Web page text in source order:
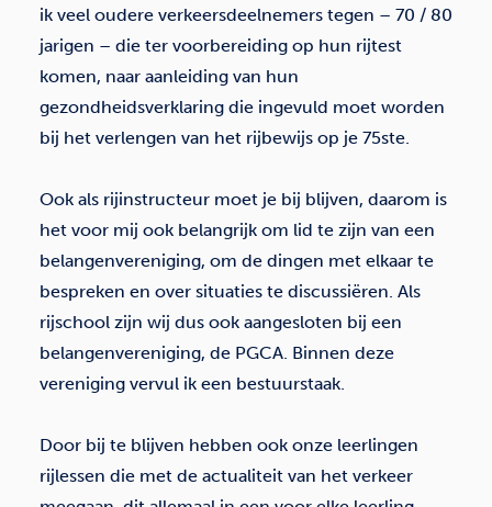
ik veel oudere verkeersdeelnemers tegen – 70 / 80
jarigen – die ter voorbereiding op hun rijtest
komen, naar aanleiding van hun
gezondheidsverklaring die ingevuld moet worden
bij het verlengen van het rijbewijs op je 75ste.
Ook als rijinstructeur moet je bij blijven, daarom is
het voor mij ook belangrijk om lid te zijn van een
belangenvereniging, om de dingen met elkaar te
bespreken en over situaties te discussiëren. Als
rijschool zijn wij dus ook aangesloten bij een
belangenvereniging, de PGCA. Binnen deze
vereniging vervul ik een bestuurstaak.
Door bij te blijven hebben ook onze leerlingen
rijlessen die met de actualiteit van het verkeer